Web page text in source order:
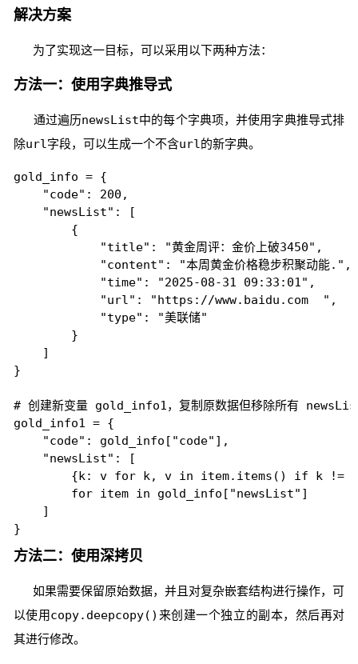
解决方案
为了实现这一目标，可以采用以下两种方法：
方法一：使用字典推导式
通过遍历newsList中的每个字典项，并使用字典推导式排
除url字段，可以生成一个不含url的新字典。
gold_info = {
    "code": 200,
    "newsList": [
        {
            "title": "黄金周评：金价上破3450",
            "content": "本周黄金价格稳步积聚动能.",
            "time": "2025-08-31 09:33:01",
            "url": "https://www.baidu.com  ",
            "type": "美联储"
        }
    ]
}
# 创建新变量 gold_info1，复制原数据但移除所有
gold_info1 = {
    "code": gold_info["code"],
    "newsList": [
{k: v for k, v in item.items() if k !=
        for item in gold_info["newsList"]
    ]
方法二：使用深拷贝
如果需要保留原始数据，并且对复杂嵌套结构进行操作，可
以使用copy.deepcopy() 来创建一个独立的副本，然后再对
其进行修改。